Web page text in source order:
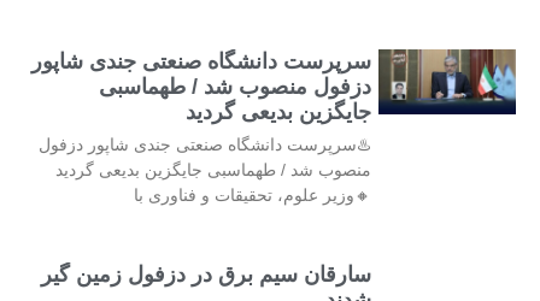
سرپرست دانشگاه صنعتی جندی شاپور
دزفول منصوب شد / طهماسبی
جایگزین بدیعی گردید
♨️سرپرست دانشگاه صنعتی جندی شاپور دزفول
منصوب شد / طهماسبی جایگزین بدیعی گردید
🔸وزیر علوم، تحقیقات و فناوری با
سارقان سیم برق در دزفول زمین گیر